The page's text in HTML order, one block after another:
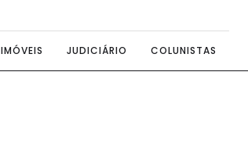
IMÓVEIS JUDICIÁRIO COLUNISTAS